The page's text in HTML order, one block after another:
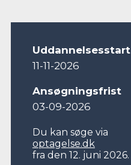
Uddannelsesstart
11-11-2026
Ansøgningsfrist
03-09-2026
Du kan søge via
optagelse.dk
fra den 12. juni 2026.